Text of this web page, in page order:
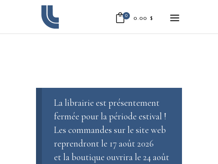
0 0.00 $
La librairie est présentement
fermée pour la période estival !
Les commandes sur le site web
reprendront le 17 août 2026
et la boutique ouvrira le 24 août